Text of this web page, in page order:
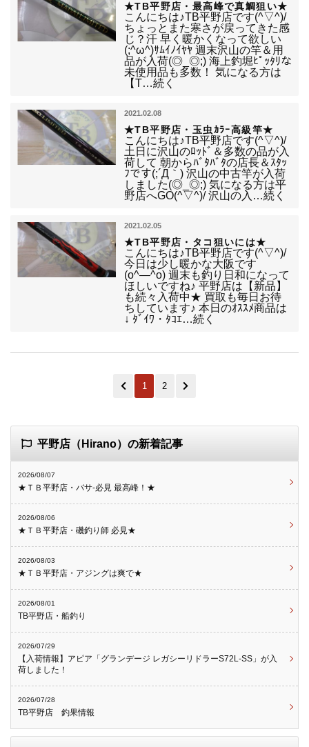
★TB平野店・最高峰で真鯛狙い★
こんにちは♪TB平野店です(^▽^)/
ちょっとまた寒さが戻ってきた感
じ？汗 早く暖かくなって欲しい
(;^ω^)ｻﾑｲﾉｲﾔﾔ 週末沢山の竿＆用
品が入荷(◎_◎;) 海上釣堀ﾋﾟｯﾀﾘな
未使用品も多数！ 気になる方は
【T…続く
2021.02.08
★TB平野店・玉虫ｶﾗｰ高級竿★
こんにちは♪TB平野店です(^▽^)/
土日に沢山のﾛｯﾄﾞ＆多数の品が入
荷して 朝からﾊﾞﾀﾊﾞﾀの店長＆ｽﾀｯ
ﾌです(;´Д｀) 沢山の中古竿が入荷
しました(◎_◎;) 気になる方は平
野店へGO(^▽^)/ 沢山の入…続く
2021.02.05
★TB平野店・タコ狙いには★
こんにちは♪TB平野店です(^▽^)/
今日は少し暖かな大阪です
(o^―^o) 週末も釣り日和になって
ほしいですね♪ 平野店は【新品】
も続々入荷中★ 買取も毎日お待
ちしています♪ 本日のｵｽｽﾒ商品は
↓ ﾀﾞｲﾜ・ﾀｺｴ…続く
1 2
平野店（Hirano）の新着記事
2026/08/07
★ＴＢ平野店・バサ-必見 最高峰！★
2026/08/06
★ＴＢ平野店・磯釣り師 必見★
2026/08/03
★ＴＢ平野店・アジングは爽で★
2026/08/01
TB平野店・船釣り
2026/07/29
【入荷情報】アピア「グランデージ レガシーリドラーS72L-SS」が入
荷しました！
2026/07/28
TB平野店 釣果情報